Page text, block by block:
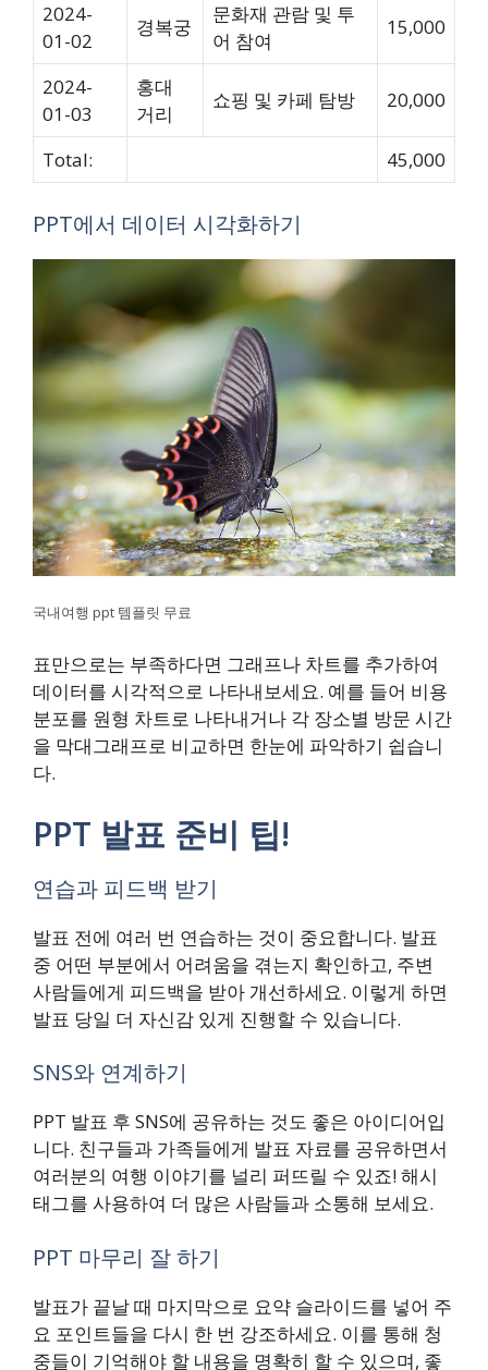
2024-
01-02
경복궁
문화재 관람 및 투
어 참여
15,000
2024-
01-03
홍대
거리
쇼핑 및 카페 탐방 20,000
Total: 45,000
PPT에서 데이터 시각화하기
국내여행 ppt 템플릿 무료
표만으로는 부족하다면 그래프나 차트를 추가하여
데이터를 시각적으로 나타내보세요. 예를 들어 비용
분포를 원형 차트로 나타내거나 각 장소별 방문 시간
을 막대그래프로 비교하면 한눈에 파악하기 쉽습니
다.
PPT 발표 준비 팁!
연습과 피드백 받기
발표 전에 여러 번 연습하는 것이 중요합니다. 발표
중 어떤 부분에서 어려움을 겪는지 확인하고, 주변
사람들에게 피드백을 받아 개선하세요. 이렇게 하면
발표 당일 더 자신감 있게 진행할 수 있습니다.
SNS와 연계하기
PPT 발표 후 SNS에 공유하는 것도 좋은 아이디어입
니다. 친구들과 가족들에게 발표 자료를 공유하면서
여러분의 여행 이야기를 널리 퍼뜨릴 수 있죠! 해시
태그를 사용하여 더 많은 사람들과 소통해 보세요.
PPT 마무리 잘 하기
발표가 끝날 때 마지막으로 요약 슬라이드를 넣어 주
요 포인트들을 다시 한 번 강조하세요. 이를 통해 청
중들이 기억해야 할 내용을 명확히 할 수 있으며, 좋